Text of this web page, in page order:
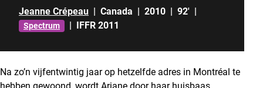
Jeanne Crépeau | Canada | 2010 | 92' |
Spectrum | IFFR 2011
Na zo’n vijfentwintig jaar op hetzelfde adres in Montréal te